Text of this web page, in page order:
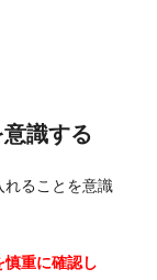
識する
れることを意識
重に確認し